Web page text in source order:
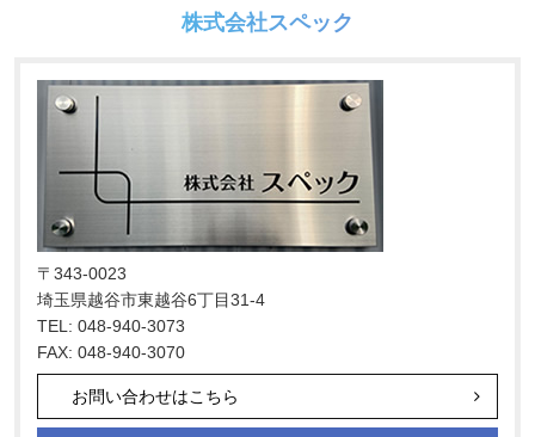
ゲ
株式会社スペック
〒343-0023
埼玉県越谷市東越谷6丁目31-4
TEL: 048-940-3073
FAX: 048-940-3070
お問い合わせはこちら